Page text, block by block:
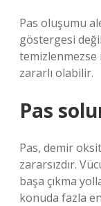
Pas oluşumu
göstergesi
temizlenmezse
zararlı olabilir.
Pas
Pas, demir
zararsızdır.
başa çıkma
konuda fazla